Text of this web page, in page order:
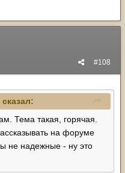
#108
сказал:
Тема такая, горячая.
на форуме
не надежные - ну это